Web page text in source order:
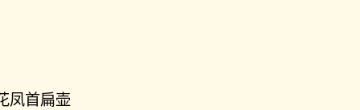
凤首扁壶